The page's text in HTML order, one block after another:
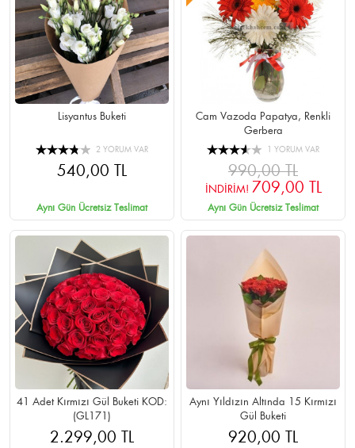
Lisyantus Buketi
2 YORUM VAR
540,00 TL
Aynı Gün Ücretsiz Teslimat
Cam Vazoda Papatya, Renkli
Gerbera
1 YORUM VAR
990,00 TL
İNDİRİM! 709,00 TL
Aynı Gün Ücretsiz Teslimat
41 Adet Kırmızı Gül Buketi KOD:
(GL171)
2.299,00 TL
Aynı Yıldızın Altında 15 Kırmızı
Gül Buketi
920,00 TL